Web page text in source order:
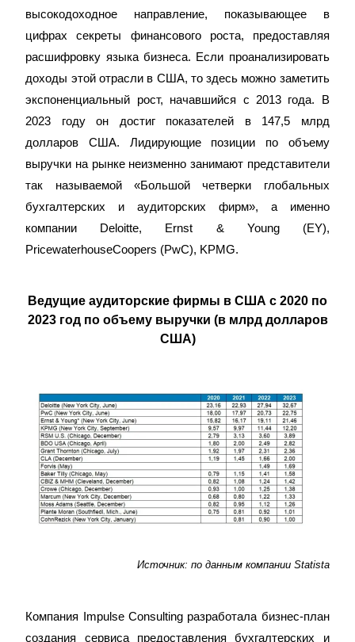
высокодоходное направление, показывающее в
цифрах секреты финансового роста, предоставляя
расшифровку языка бизнеса. Если проанализировать
доходы этой отрасли в США, то здесь можно заметить
экспоненциальный рост, начавшийся с 2013 года. В
2023 году он достиг показателей в 147,5 млрд
долларов США. Лидирующие позиции по объему
выручки на рынке неизменно занимают представители
так называемой «Большой четверки глобальных
бухгалтерских и аудиторских фирм», а именно
компании Deloitte, Ernst & Young (EY),
PricewaterhouseCoopers (PwC), KPMG.
Ведущие аудиторские фирмы в США с 2020 по
2023 год по объему выручки (в млрд долларов
США)
Источник: по данным компании Statista
Компания Impulse Consulting разработала бизнес-план
создания сервиса предоставления бухгалтерских и